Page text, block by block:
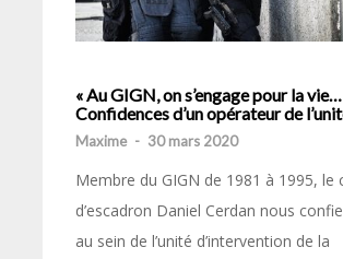
« Au GIGN, on s’engage pour la
Confidences d’un opérateur de
Maxime - 30 mars 2020
Membre du GIGN de 1981 à 1995, le
d’escadron Daniel Cerdan nous
au sein de l’unité d’intervention de la